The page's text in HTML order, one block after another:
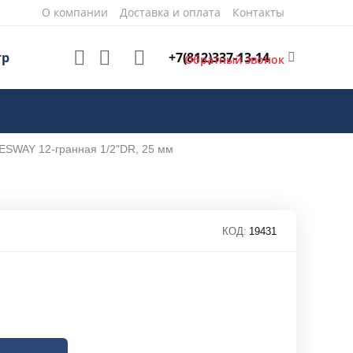
О компании Доставка и оплата Контакты
+7(812)337-13-14
Обратный звонок
12-гранная 1/2"DR, 25 мм
КОД: 19431